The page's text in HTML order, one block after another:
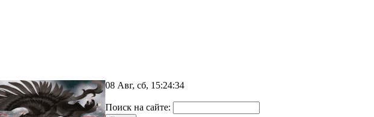
08 Авг, сб, 15:24:34
Поиск на сайте: